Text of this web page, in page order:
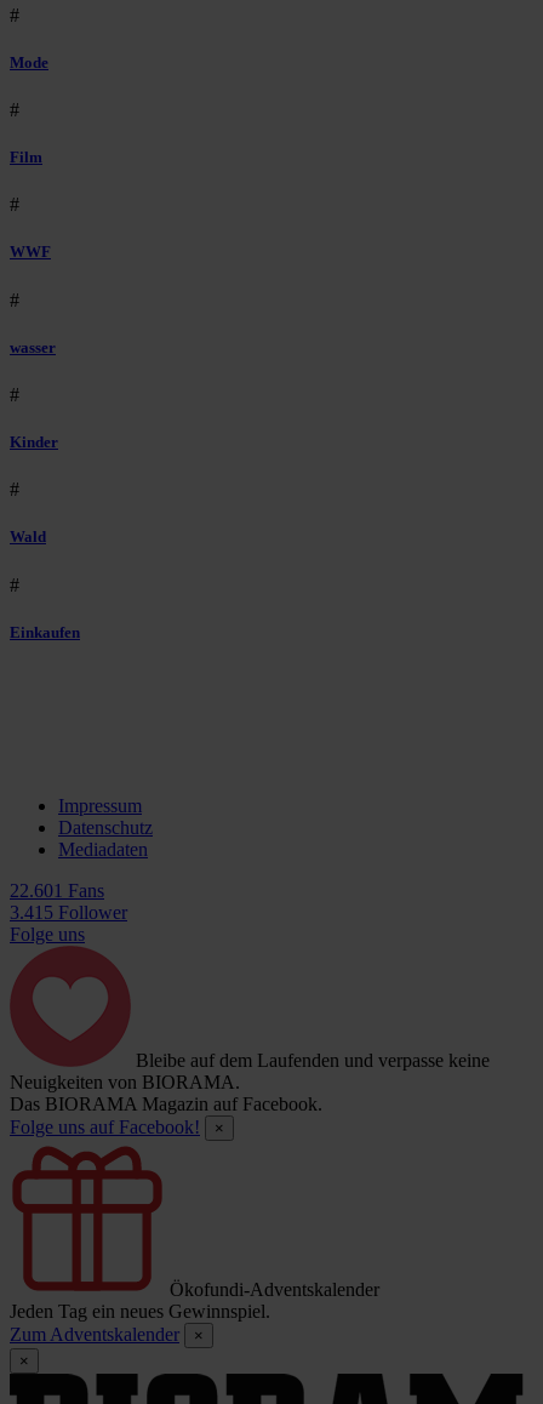
#
Mode
#
Film
#
WWF
#
wasser
#
Kinder
#
Wald
#
Einkaufen
Impressum
Datenschutz
Mediadaten
22.601 Fans
3.415 Follower
Folge uns
Bleibe auf dem Laufenden und verpasse keine
Neuigkeiten von BIORAMA.
Das BIORAMA Magazin auf Facebook.
Folge uns auf Facebook!
×
Ökofundi-Adventskalender
Jeden Tag ein neues Gewinnspiel.
Zum Adventskalender
×
×